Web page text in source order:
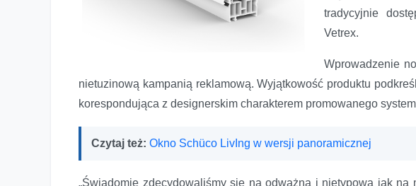
tradycyjnie
Vetrex.
Wprowadzenie
nietuzinową kampanią reklamową. Wyjątkowość produktu
korespondująca z designerskim charakterem promowanego
Czytaj też: Okno Schüco LivIng w wersji panoramicznej
„Świadomie zdecydowaliśmy się na odważną i nietypową jak na